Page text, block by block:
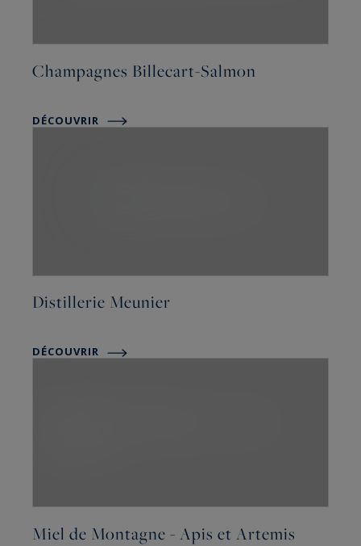
Champagnes Billecart-Salmon
DÉCOUVRIR
Distillerie Meunier
DÉCOUVRIR
Miel de Montagne - Apis et Artemis